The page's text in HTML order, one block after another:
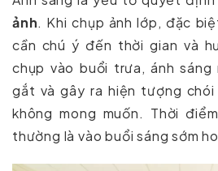
ảnh. Khi chụp ảnh lớp, đặc
cần chú ý đến thời gian và
chụp vào buổi trưa, ánh
gắt và gây ra hiện tượng
không mong muốn. Thời
thường là vào buổi sáng sớm